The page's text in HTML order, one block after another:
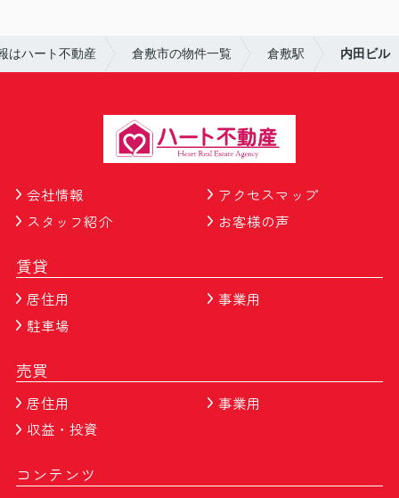
はハート不動産 倉敷市の物件一覧 倉敷駅 内田ビル
会社情報
アクセスマップ
スタッフ紹介
お客様の声
賃貸
居住用
事業用
駐車場
売買
居住用
事業用
収益・投資
コンテンツ